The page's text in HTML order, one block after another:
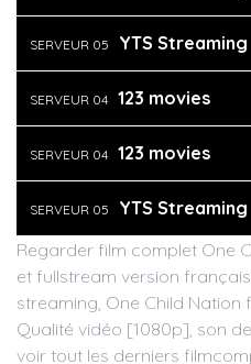
SERVEUR 05 YTS Streaming
SERVEUR 04 123 movies
SERVEUR 04 123 movies
SERVEUR 05 YTS Streaming
Regarder film complet One
et fullstream version
streaming, One Child Nation
Qualité vidéo [1080p], son
voir tout les derniers